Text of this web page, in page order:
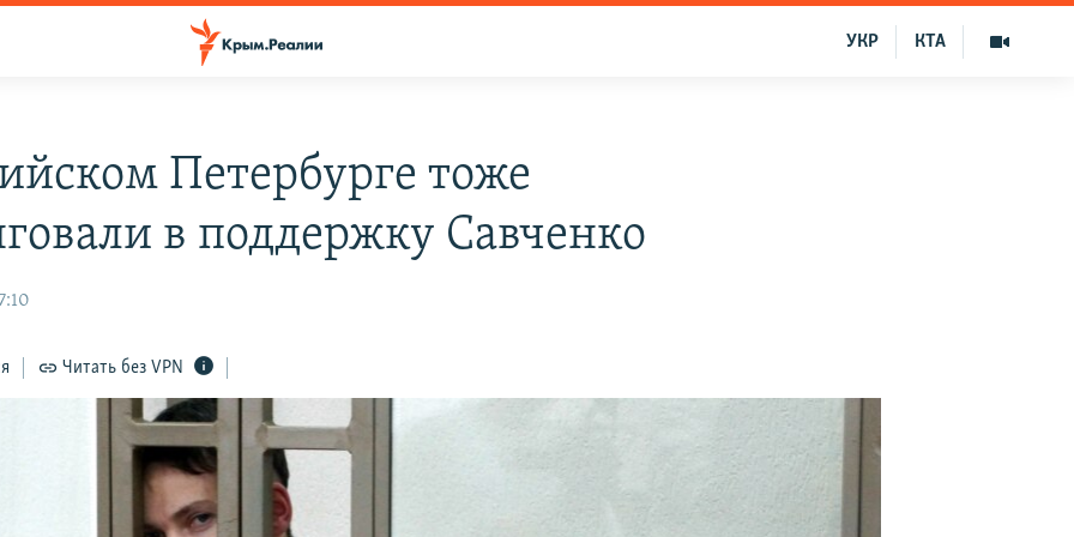
КТА
УКР
Петербурге тоже
в поддержку Савченко
Читать без VPN